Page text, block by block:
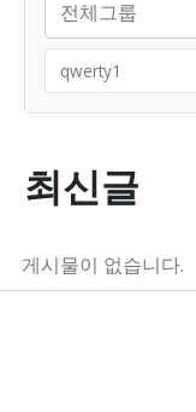
워드프레스 오
워드프레스 오
최신글
게시물이 없습니다.